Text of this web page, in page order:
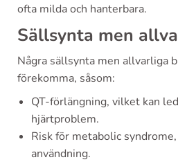
ofta milda och hanterbara.
Sällsynta men
Några sällsynta men allvarliga
förekomma, såsom:
QT-förlängning, vilket kan
hjärtproblem.
Risk för metabolic
användning.